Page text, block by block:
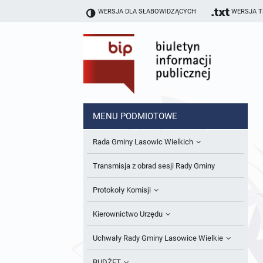
WERSJA DLA SŁABOWIDZĄCYCH WERSJA
MENU PODMIOTOWE
Rada Gminy Lasowic Wielkich
Sesje Rady Gminy
Skład Rady Gminy
Interpelacje i Zapytania Radnych
Komisje Rady Gminy i informacja o
Transmisja z obrad sesji Rady Gminy
Protokoły Komisji
Komisja Budżetu i Finansów
Komisja Oświatowa
Kierownictwo Urzędu
Wójt
Uchwały Rady Gminy Lasowice Wielkie